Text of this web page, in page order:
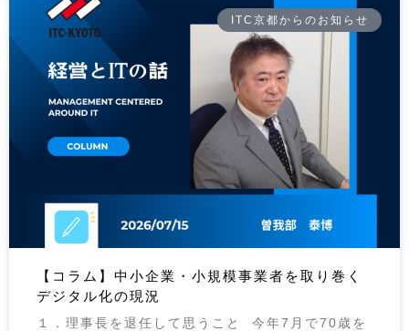
ITC京都からのお知らせ
【コラム】中小企業・小規模事業者を取り巻く
デジタル化の現況
１．理事長を退任して思うこと 今年7月で70歳を